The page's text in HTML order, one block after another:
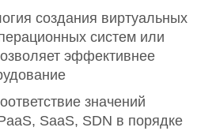
создания виртуальных
систем или
эффективнее
значений
SaaS, SDN в порядке